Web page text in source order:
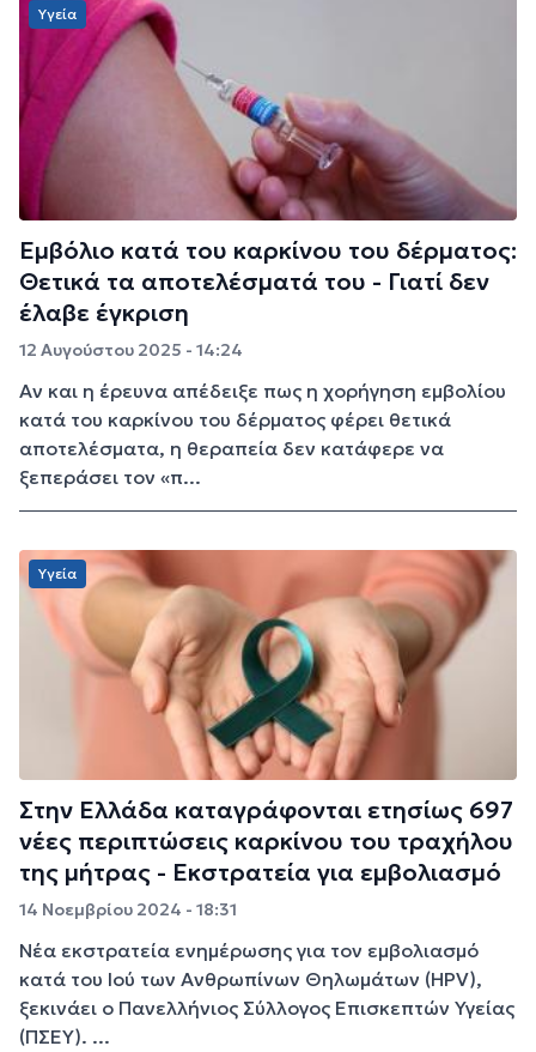
Υγεία
Εμβόλιο κατά του καρκίνου του δέρματος:
Θετικά τα αποτελέσματά του - Γιατί δεν
έλαβε έγκριση
12 Αυγούστου 2025 - 14:24
Αν και η έρευνα απέδειξε πως η χορήγηση εμβολίου
κατά του καρκίνου του δέρματος φέρει θετικά
αποτελέσματα, η θεραπεία δεν κατάφερε να
ξεπεράσει τον «π...
Υγεία
Στην Ελλάδα καταγράφονται ετησίως 697
νέες περιπτώσεις καρκίνου του τραχήλου
της μήτρας - Εκστρατεία για εμβολιασμό
14 Νοεμβρίου 2024 - 18:31
Νέα εκστρατεία ενημέρωσης για τον εμβολιασμό
κατά του Ιού των Ανθρωπίνων Θηλωμάτων (HPV),
ξεκινάει ο Πανελλήνιος Σύλλογος Επισκεπτών Υγείας
(ΠΣΕΥ). ...